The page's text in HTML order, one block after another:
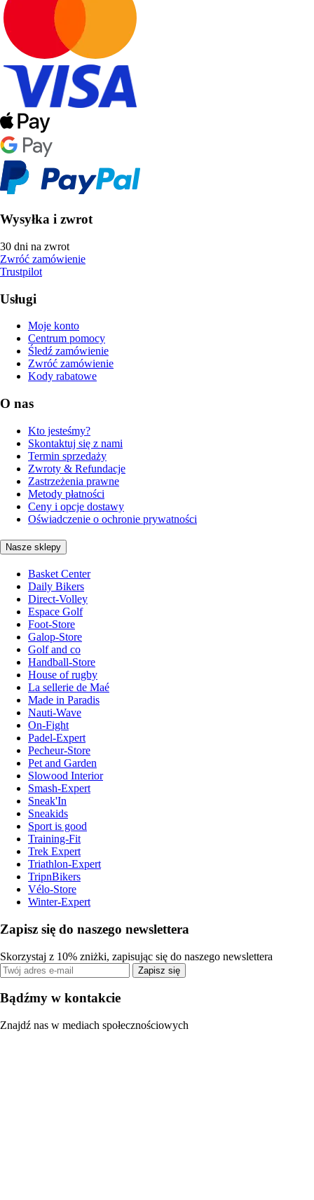
Wysyłka i zwrot
30 dni na zwrot
Zwróć zamówienie
Trustpilot
Usługi
Moje konto
Centrum pomocy
Śledź zamówienie
Zwróć zamówienie
Kody rabatowe
O nas
Kto jesteśmy?
Skontaktuj się z nami
Termin sprzedaży
Zwroty & Refundacje
Zastrzeżenia prawne
Metody płatności
Ceny i opcje dostawy
Oświadczenie o ochronie prywatności
Nasze sklepy
Basket Center
Daily Bikers
Direct-Volley
Espace Golf
Foot-Store
Galop-Store
Golf and co
Handball-Store
House of rugby
La sellerie de Maé
Made in Paradis
Nauti-Wave
On-Fight
Padel-Expert
Pecheur-Store
Pet and Garden
Slowood Interior
Smash-Expert
Sneak'In
Sneakids
Sport is good
Training-Fit
Trek Expert
Triathlon-Expert
TripnBikers
Vélo-Store
Winter-Expert
Zapisz się do naszego newslettera
Skorzystaj z 10% zniżki, zapisując się do naszego newslettera
Zapisz się
Bądźmy w kontakcie
Znajdź nas w mediach społecznościowych